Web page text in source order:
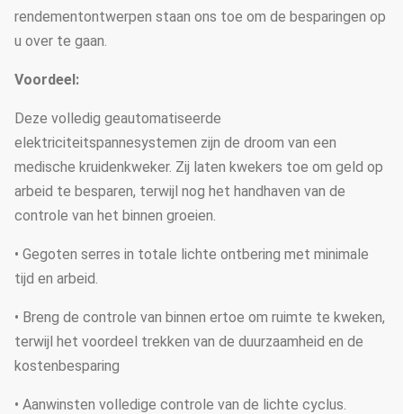
rendementontwerpen staan ons toe om de besparingen op
u over te gaan.
Voordeel:
Deze volledig geautomatiseerde
elektriciteitspannesystemen zijn de droom van een
medische kruidenkweker. Zij laten kwekers toe om geld op
arbeid te besparen, terwijl nog het handhaven van de
controle van het binnen groeien.
• Gegoten serres in totale lichte ontbering met minimale
tijd en arbeid.
• Breng de controle van binnen ertoe om ruimte te kweken,
terwijl het voordeel trekken van de duurzaamheid en de
kostenbesparing
• Aanwinsten volledige controle van de lichte cyclus.